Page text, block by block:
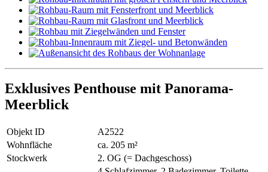
Exklusives Penthouse mit Panorama-
Meerblick
Objekt ID
A2522
Wohnfläche
ca. 205 m²
Stockwerk
2. OG (= Dachgeschoss)